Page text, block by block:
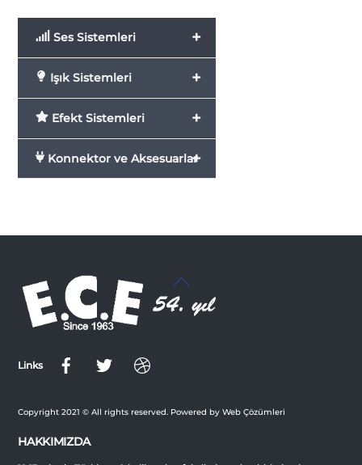
+
Ses Sistemleri
+
Işık Sistemleri
+
Efekt Sistemleri
+
Konnektor ve Aksesuarlar
Back
Top
Links
Copyright 2021 © All rights reserved. Powered by Web Çözümleri
HAKKIMIZDA